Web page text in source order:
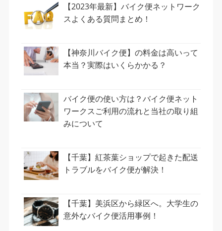
【2023年最新】バイク便ネットワーク
スよくある質問まとめ！
【神奈川バイク便】の料金は高いって
本当？実際はいくらかかる？
バイク便の使い方は？バイク便ネット
ワークスご利用の流れと当社の取り組
みについて
【千葉】紅茶葉ショップで起きた配送
トラブルをバイク便が解決！
【千葉】美浜区から緑区へ。大学生の
意外なバイク便活用事例！